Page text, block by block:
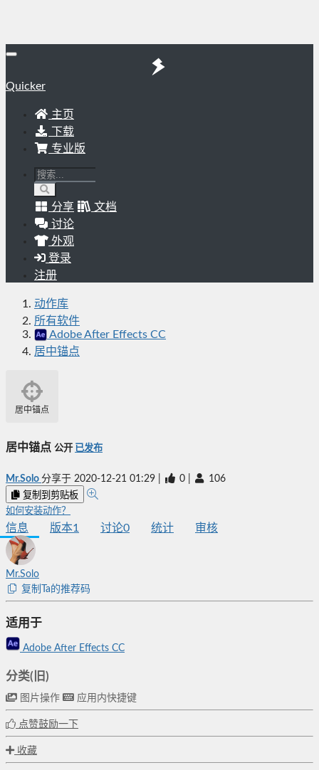
Quicker
主页
下载
专业版
分享
文档
讨论
外观
登录
注册
动作库
所有软件
Adobe After Effects CC
居中锚点
居中锚点
居中锚点 公开 已发布
Mr.Solo 分享于 2020-12-21 01:29 0 106
复制到剪贴板
如何安装动作？
信息 版本1 讨论0 统计 审核
Mr.Solo
复制Ta的推荐码
适用于
Adobe After Effects CC
分类(旧)
图片操作 应用内快捷键
点赞鼓励一下
收藏